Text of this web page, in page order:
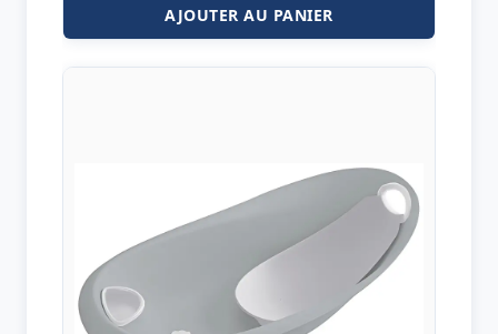
AJOUTER AU PANIER